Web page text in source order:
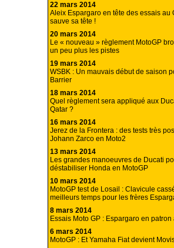
22 mars 2014
Aleix Espargaro en tête des essais au
sauve sa tête !
20 mars 2014
Le « nouveau » règlement MotoGP
un peu plus les pistes
19 mars 2014
WSBK : Un mauvais début de saison
Barrier
18 mars 2014
Quel règlement sera appliqué aux
Qatar ?
16 mars 2014
Jerez de la Frontera : des tests très
Johann Zarco en Moto2
13 mars 2014
Les grandes manoeuvres de Ducati
déstabiliser Honda en MotoGP
10 mars 2014
MotoGP test de Losail : Clavicule
meilleurs temps pour les frères
8 mars 2014
Essais Moto GP : Espargaro en patron
6 mars 2014
MotoGP : Et Yamaha Fiat devient